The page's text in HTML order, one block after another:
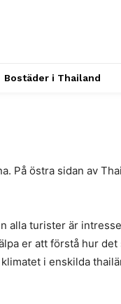
Bostäder i Thailand
På östra sidan av
alla turister är
er att förstå hur
i enskilda